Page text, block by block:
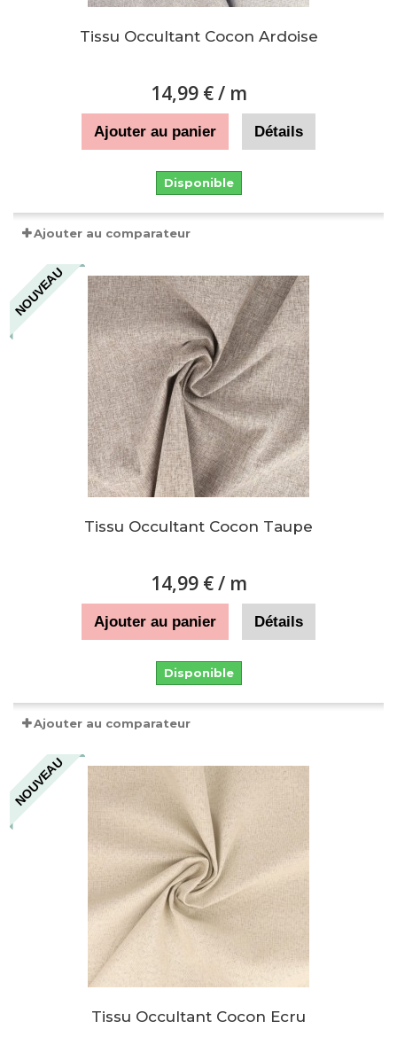
Tissu Occultant Cocon Ardoise
14,99 €/ m
Ajouter au panier Détails
Disponible
Ajouter au comparateur
NOUVEAU
Tissu Occultant Cocon Taupe
14,99 €/ m
Ajouter au panier Détails
Disponible
Ajouter au comparateur
NOUVEAU
Tissu Occultant Cocon Ecru